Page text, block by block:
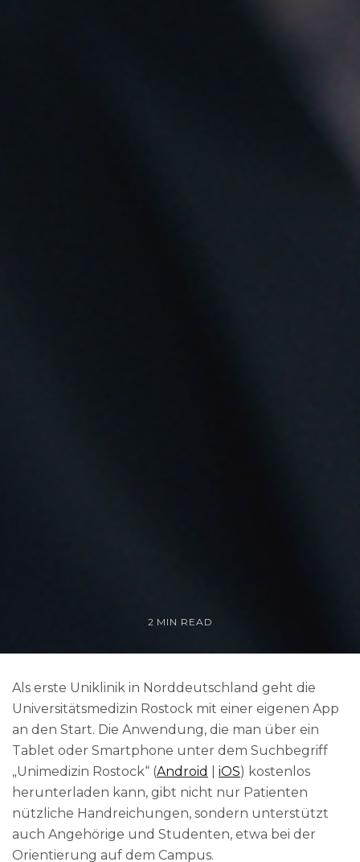
2 MIN READ
Als erste Uniklinik in Norddeutschland geht die
Universitätsmedizin Rostock mit einer eigenen App
an den Start. Die Anwendung, die man über ein
Tablet oder Smartphone unter dem Suchbegriff
„Unimedizin Rostock“ (Android iOS) kostenlos
herunterladen kann, gibt nicht nur Patienten
nützliche Handreichungen, sondern unterstützt
auch Angehörige und Studenten, etwa bei der
Orientierung auf dem Campus.